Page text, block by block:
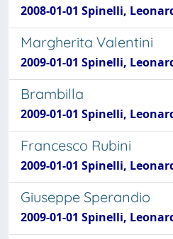
2008-01-01 Spinelli,
Margherita Valentini
2009-01-01 Spinelli,
Brambilla
2009-01-01 Spinelli,
Francesco Rubini
2009-01-01 Spinelli,
Giuseppe Sperandio
2009-01-01 Spinelli,